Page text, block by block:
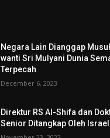
Negara Lain Dianggap
wanti Sri Mulyani Dunia
Terpecah
December 6, 2023
Direktur RS Al-Shifa dan
Senior Ditangkap Oleh Israel